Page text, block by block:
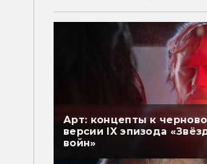
Арт: концепты к
версии IX эпизода
войн»